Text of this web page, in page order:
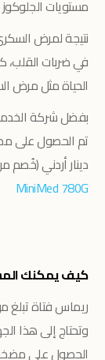
مستويات الجلوكوز كل 5 دقائق، 24 ساعة
نتيجة لمرض
في ضربات
الحياة مثل مرض
دينار أردني (خُصم من 7500 دينار
MiniMed 780G
كيف يمكنك
وتحتاج إلى هذا
الحصول على